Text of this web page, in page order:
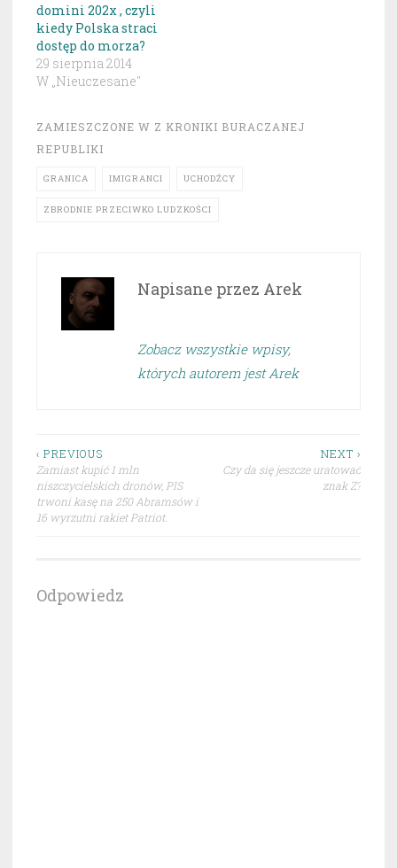
domini 202x , czyli
kiedy Polska straci
dostęp do morza?
29 sierpnia 2014
W „Nieuczesane"
ZAMIESZCZONE W Z KRONIKI BURACZANEJ
REPUBLIKI
GRANICA IMIGRANCI UCHODŹCY
ZBRODNIE PRZECIWKO LUDZKOŚCI
Napisane przez Arek
Zobacz wszystkie wpisy,
których autorem jest Arek
Nawigacja
wpisu
‹ PREVIOUS
Zamiast kupić 1 mln
niszczycielskich dronów, PIS
trwoni kasę na 250 Abramsów i
16 wyrzutni rakiet Patriot.
NEXT ›
Czy da się jeszcze uratować
znak Z?
Odpowiedz